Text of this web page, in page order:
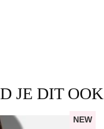
JE DIT
NEW